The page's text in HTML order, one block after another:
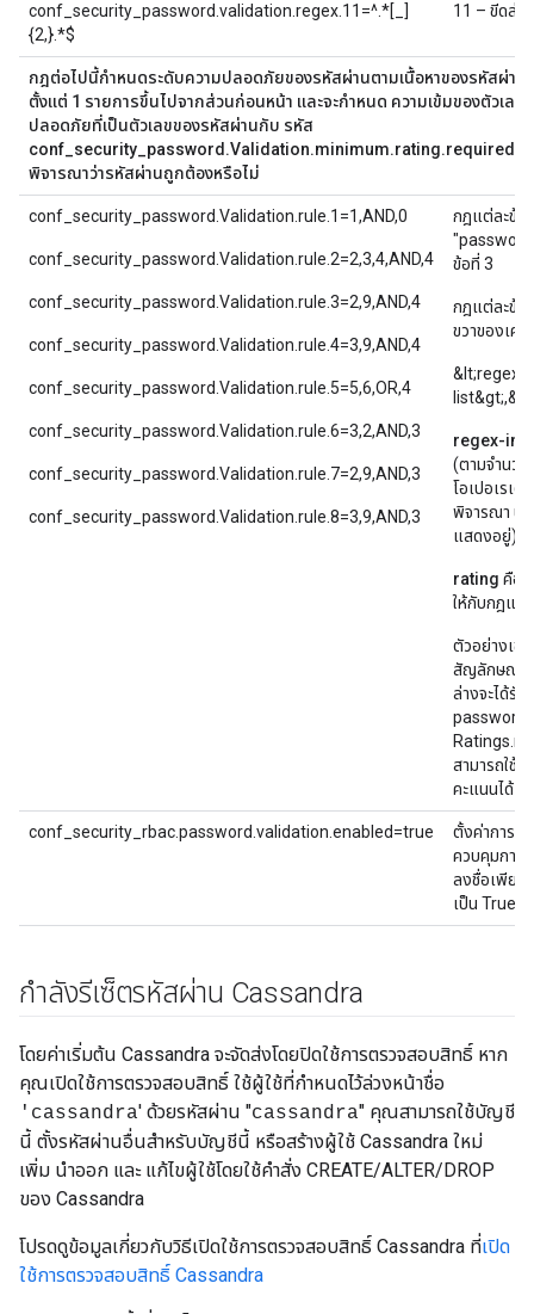
conf_security_password.validation.regex.11=^.*[_]
{2,}.*$
11 – ขีดล่า
กฎต่อไปนี้กำหนดระดับความปลอดภัยของรหัสผ่านตามเนื้อหาของรหัสผ่า
ตั้งแต่ 1 รายการขึ้นไปจากส่วนก่อนหน้า และจะกำหนด ความเข้มของตัวเลข
ปลอดภัยที่เป็นตัวเลขของรหัสผ่านกับ รหัส
conf_security_password.Validation.minimum.rating.required ที่
พิจารณาว่ารหัสผ่านถูกต้องหรือไม่
conf_security_password.Validation.rule.1=1,AND,0
conf_security_password.Validation.rule.2=2,3,4,AND,4
conf_security_password.Validation.rule.3=2,9,AND,4
conf_security_password.Validation.rule.4=3,9,AND,4
conf_security_password.Validation.rule.5=5,6,OR,4
conf_security_password.Validation.rule.6=3,2,AND,3
conf_security_password.Validation.rule.7=2,9,AND,3
conf_security_password.Validation.rule.8=3,9,AND,3
กฎแต่ละข้อ
ข้อที่ 3
กฎแต่ละข้อ
ขวาของเค
&lt;regex-
regex-
(ตามจำนว
โอเปอเรเต
พิจารณา นิ
แสดงอยู่)
rating คือ
ให้กับกฎแต่
ตัวอย่างเช่
สัญลักษณ์พิเ
ล่างจะได้รั
สามารถใช้
คะแนนได้
conf_security_rbac.password.validation.enabled=true
ตั้งค่าการต
ควบคุมการ
ลงชื่อเพียง
เป็น True
กำลังรีเซ็ตรหัสผ่าน Cassandra
โดยค่าเริ่มต้น Cassandra จะจัดส่งโดยปิดใช้การตรวจสอบสิทธิ์ หาก
คุณเปิดใช้การตรวจสอบสิทธิ์ ใช้ผู้ใช้ที่กำหนดไว้ล่วงหน้าชื่อ
'cassandra' ด้วยรหัสผ่าน "cassandra" คุณสามารถใช้บัญชี
นี้ ตั้งรหัสผ่านอื่นสำหรับบัญชีนี้ หรือสร้างผู้ใช้ Cassandra ใหม่
เพิ่ม นำออก และ แก้ไขผู้ใช้โดยใช้คำสั่ง CREATE/ALTER/DROP
ของ Cassandra
โปรดดูข้อมูลเกี่ยวกับวิธีเปิดใช้การตรวจสอบสิทธิ์ Cassandra ที่เปิด
ใช้การตรวจสอบสิทธิ์ Cassandra